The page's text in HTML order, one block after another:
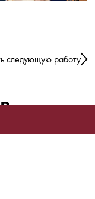
следующую работу